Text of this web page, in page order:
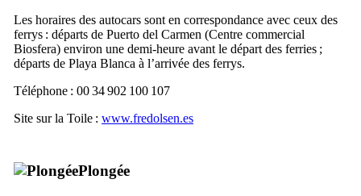
Les horaires des autocars sont en correspondance avec ceux des
ferrys : départs de Puerto del Carmen (Centre commercial
Biosfera) environ une demi-heure avant le départ des ferries ;
départs de Playa Blanca à l’arrivée des ferrys.
Téléphone : 00 34 902 100 107
Site sur la Toile : www.fredolsen.es
Plongée